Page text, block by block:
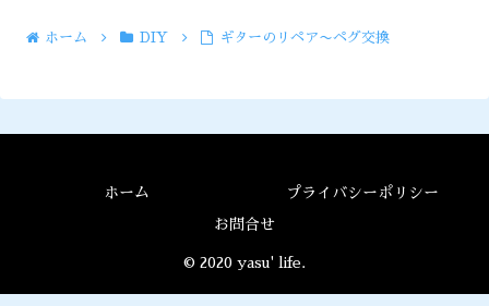
ホーム DIY ギターのリペア〜ペグ交換
ホーム プライバシーポリシー
お問合せ
© 2020 yasu' life.